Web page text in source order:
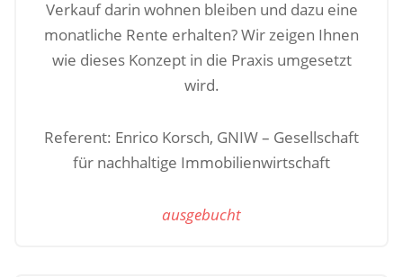
Verkauf darin wohnen bleiben und dazu eine
monatliche Rente erhalten? Wir zeigen Ihnen
wie dieses Konzept in die Praxis umgesetzt
wird.
Referent: Enrico Korsch, GNIW – Gesellschaft
für nachhaltige Immobilienwirtschaft
ausgebucht